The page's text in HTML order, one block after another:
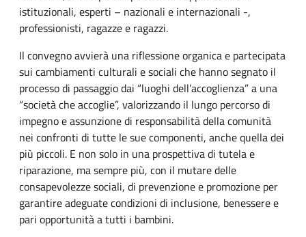
istituzionali, esperti – nazionali e internazionali -,
professionisti, ragazze e ragazzi.
Il convegno avvierà una riflessione organica e partecipata
sui cambiamenti culturali e sociali che hanno segnato il
processo di passaggio dai “luoghi dell’accoglienza” a una
“società che accoglie”, valorizzando il lungo percorso di
impegno e assunzione di responsabilità della comunità
nei confronti di tutte le sue componenti, anche quella dei
più piccoli. E non solo in una prospettiva di tutela e
riparazione, ma sempre più, con il mutare delle
consapevolezze sociali, di prevenzione e promozione per
garantire adeguate condizioni di inclusione, benessere e
pari opportunità a tutti i bambini.